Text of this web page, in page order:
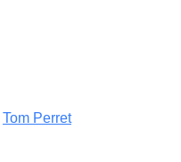
Tom Perret